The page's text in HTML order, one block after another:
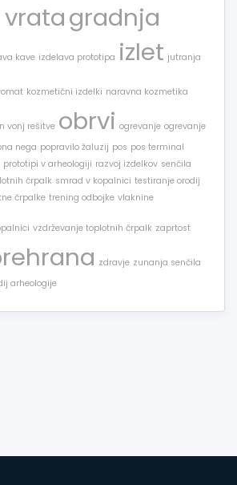
gradnja
kave izdelava prototipa izlet jutranja
kozmetični izdelki naravna kozmetika
vonj rešitve obrvi ogrevanje ogrevanje
nega popravilo žaluzij pos pos terminal
prototipi v arheologiji razvoj izdelkov senčila
črpalk smrad v kopalnici testiranje orodij
črpalke trening odbojke vlaknine
vzdrževanje toplotnih črpalk zaprtost
zdravje zunanja senčila
arheologije